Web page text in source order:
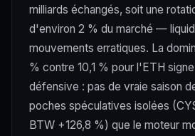
milliards échangés, soit une
d'environ 2 % du marché —
mouvements erratiques. La
% contre 10,1 % pour l'ETH
défensive : pas de vraie saison
poches spéculatives isolées
BTW +126,8 %) que le moteur